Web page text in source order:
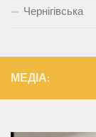
Чернігівська
МЕДІА: